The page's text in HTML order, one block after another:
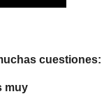
cuestiones:
muy